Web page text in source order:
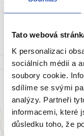
Tato webová
K personalizaci
sociálních médií a
soubory cookie.
sdílíme se svými
analýzy. Partneři
informacemi, které
důsledku toho, že
Oblíbená místa
TOP 7
Nepoznané,
Poradíme,